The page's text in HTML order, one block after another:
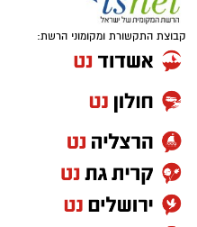
"מחכים למשיח" –
יש שירים שמדברים על
שגורמים לנו לשאול
"מחכים למשיח" של
ביקורת על המצב
המשבר. גם היום,
הפערים בחברה, השיר
קבוצת התקשורת ומקומוני הרשת: